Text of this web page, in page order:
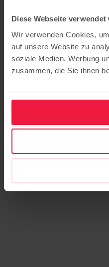
Diese Webseite verwendet
Wir verwenden Cookies,
auf unsere Website zu
soziale Medien, Werbung
zusammen, die Sie ihnen